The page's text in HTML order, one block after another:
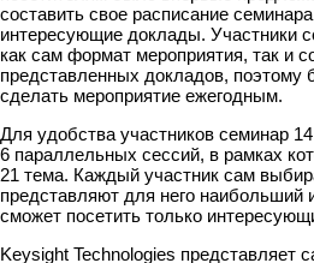
составить свое расписание
интересующие доклады. Участники
как сам формат мероприятия, так и
представленных докладов, поэтому
сделать мероприятие ежегодным.
Для удобства участников семинар
6 параллельных сессий, в рамках
21 тема. Каждый участник сам
представляют для него наибольший
сможет посетить только
Keysight Technologies представляет